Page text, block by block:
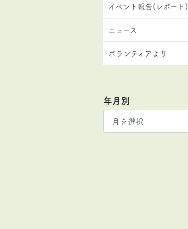
イベント報告(レポート)
ニュース
ボランティアより
年月別